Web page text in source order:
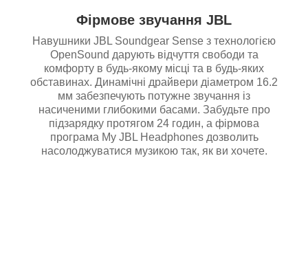
Фірмове звучання JBL
Навушники JBL Soundgear Sense з технологією
OpenSound дарують відчуття свободи та
комфорту в будь-якому місці та в будь-яких
обставинах. Динамічні драйвери діаметром 16.2
мм забезпечують потужне звучання із
насиченими глибокими басами. Забудьте про
підзарядку протягом 24 годин, а фірмова
програма My JBL Headphones дозволить
насолоджуватися музикою так, як ви хочете.